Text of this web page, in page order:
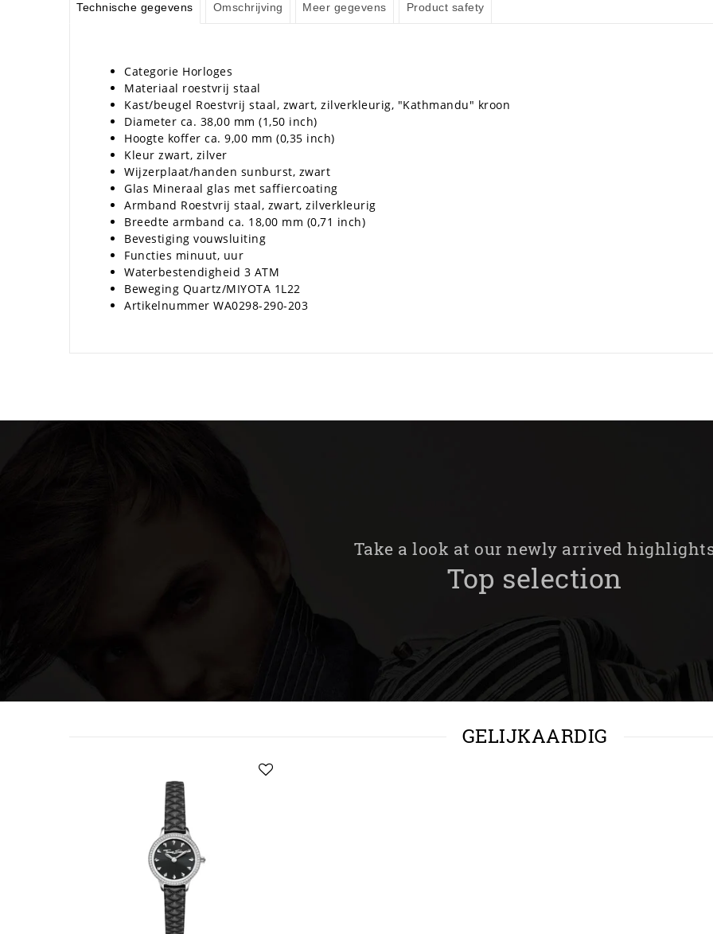
Technische gegevens Omschrijving Meer gegevens Product safety
Categorie Horloges
Materiaal roestvrij staal
Kast/beugel Roestvrij staal, zwart, zilverkleurig, "Kathmandu" kroon
Diameter ca. 38,00 mm (1,50 inch)
Hoogte koffer ca. 9,00 mm (0,35 inch)
Kleur zwart, zilver
Wijzerplaat/handen sunburst, zwart
Glas Mineraal glas met saffiercoating
Armband Roestvrij staal, zwart, zilverkleurig
Breedte armband ca. 18,00 mm (0,71 inch)
Bevestiging vouwsluiting
Functies minuut, uur
Waterbestendigheid 3 ATM
Beweging Quartz/MIYOTA 1L22
Artikelnummer WA0298-290-203
Take a look at our newly arrived
Top selection
GELIJKAARDIG